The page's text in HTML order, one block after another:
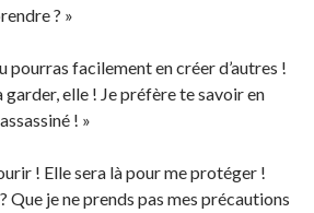
? »
pourras facilement en créer d’autres !
garder, elle ! Je préfère te savoir en
! »
! Elle sera là pour me protéger !
Que je ne prends pas mes précautions